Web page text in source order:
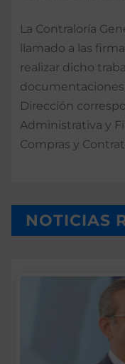
La Contraloría
llamado a las
realizar dicho
Dirección
Administrativa y
Compras y
NOTICIAS